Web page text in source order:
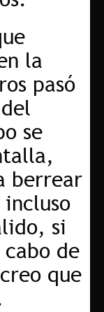
la
pasó
se
berrear
si
de
que